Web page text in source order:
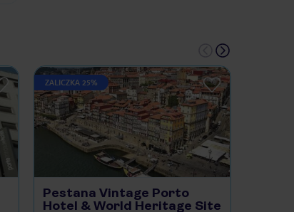
ZALICZKA 25%
Pestana Vintage Porto
Hotel & World Heritage Site